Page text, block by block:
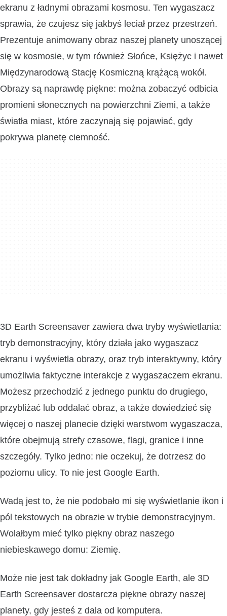
ekranu z ładnymi obrazami kosmosu. Ten wygaszacz
sprawia, że czujesz się jakbyś leciał przez przestrzeń.
Prezentuje animowany obraz naszej planety unoszącej
się w kosmosie, w tym również Słońce, Księżyc i nawet
Międzynarodową Stację Kosmiczną krążącą wokół.
Obrazy są naprawdę piękne: można zobaczyć odbicia
promieni słonecznych na powierzchni Ziemi, a także
światła miast, które zaczynają się pojawiać, gdy
pokrywa planetę ciemność.
3D Earth Screensaver zawiera dwa tryby wyświetlania:
tryb demonstracyjny, który działa jako wygaszacz
ekranu i wyświetla obrazy, oraz tryb interaktywny, który
umożliwia faktyczne interakcje z wygaszaczem ekranu.
Możesz przechodzić z jednego punktu do drugiego,
przybliżać lub oddalać obraz, a także dowiedzieć się
więcej o naszej planecie dzięki warstwom wygaszacza,
które obejmują strefy czasowe, flagi, granice i inne
szczegóły. Tylko jedno: nie oczekuj, że dotrzesz do
poziomu ulicy. To nie jest Google Earth.
Wadą jest to, że nie podobało mi się wyświetlanie ikon i
pól tekstowych na obrazie w trybie demonstracyjnym.
Wolałbym mieć tylko piękny obraz naszego
niebieskawego domu: Ziemię.
Może nie jest tak dokładny jak Google Earth, ale 3D
Earth Screensaver dostarcza piękne obrazy naszej
planety, gdy jesteś z dala od komputera.